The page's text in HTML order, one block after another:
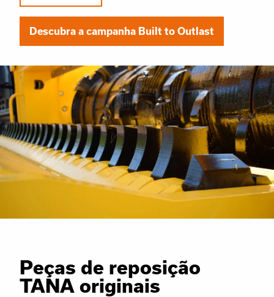
Descubra a campanha Built to Outlast
Peças de reposição
TANA originais